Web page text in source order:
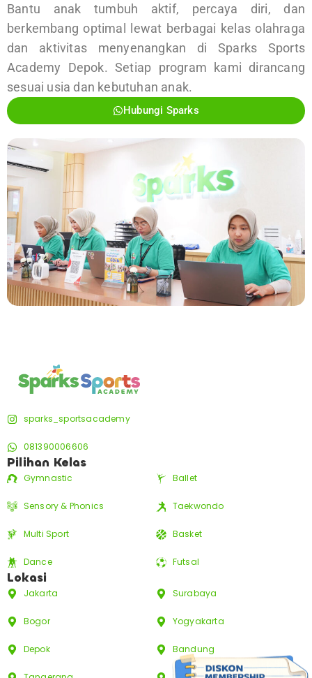
Bantu anak tumbuh aktif, percaya diri, dan
berkembang optimal lewat berbagai kelas olahraga
dan aktivitas menyenangkan di Sparks Sports
Academy Depok. Setiap program kami dirancang
sesuai usia dan kebutuhan anak.
Hubungi Sparks
sparks_sportsacademy
081390006606
Pilihan Kelas
Gymnastic
Sensory & Phonics
Multi Sport
Dance
Ballet
Taekwondo
Basket
Futsal
Lokasi
Jakarta
Bogor
Depok
Surabaya
Yogyakarta
Bandung